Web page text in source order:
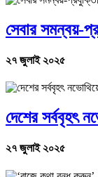
সেবার সমন্বয়-
২৭ জুলাই ২০২৫
দেশের সর্ববৃহৎ
২৭ জুলাই ২০২৫